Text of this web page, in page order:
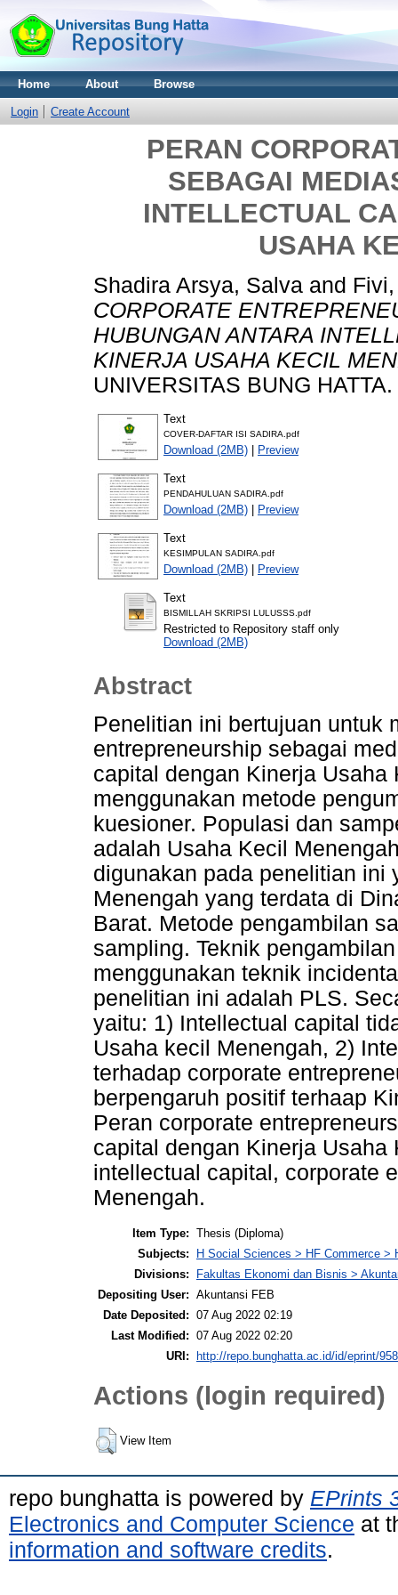
Home About Browse
Login Create Account
PERAN
SEBAGAI
INTELLECTUAL
USAHA
Shadira Arsya, Salva and
CORPORATE
HUBUNGAN ANTARA
KINERJA USAHA KECIL
UNIVERSITAS BUNG HATTA.
Text
COVER-DAFTAR ISI SADIRA.pdf
Download (2MB) | Preview
Text
PENDAHULUAN SADIRA.pdf
Download (2MB) | Preview
Text
KESIMPULAN SADIRA.pdf
Download (2MB) | Preview
Text
BISMILLAH SKRIPSI LULUSSS.pdf
Restricted to Repository staff only
Download (2MB)
Abstract
Penelitian ini bertujuan untuk
entrepreneurship sebagai
capital dengan Kinerja
menggunakan metode
kuesioner. Populasi dan
adalah Usaha Kecil
digunakan pada penelitian ini
Menengah yang terdata di
Barat. Metode pengambilan
sampling. Teknik
menggunakan teknik
penelitian ini adalah PLS.
yaitu: 1) Intellectual capital
Usaha kecil Menengah, 2)
terhadap corporate
berpengaruh positif terhaap
Peran corporate
capital dengan Kinerja
intellectual capital, corporate
Menengah.
Item Type: Thesis (Diploma)
Subjects:
H Social Sciences > HF Commerce >
Divisions:
Fakultas Ekonomi dan Bisnis >
Depositing User: Akuntansi FEB
Date Deposited: 07 Aug 2022 02:19
Last Modified: 07 Aug 2022 02:20
URI:
http://repo.bunghatta.ac.id/id/eprint/
Actions (login required)
View Item
repo bunghatta is powered by EPrints
Electronics and Computer Science at
information and software credits.